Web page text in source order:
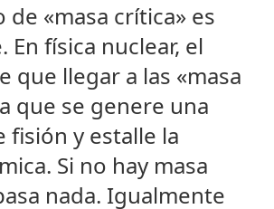
de «masa crítica» es
física nuclear, el
que llegar a las «masa
que se genere una
fisión y estalle la
Si no hay masa
nada. Igualmente